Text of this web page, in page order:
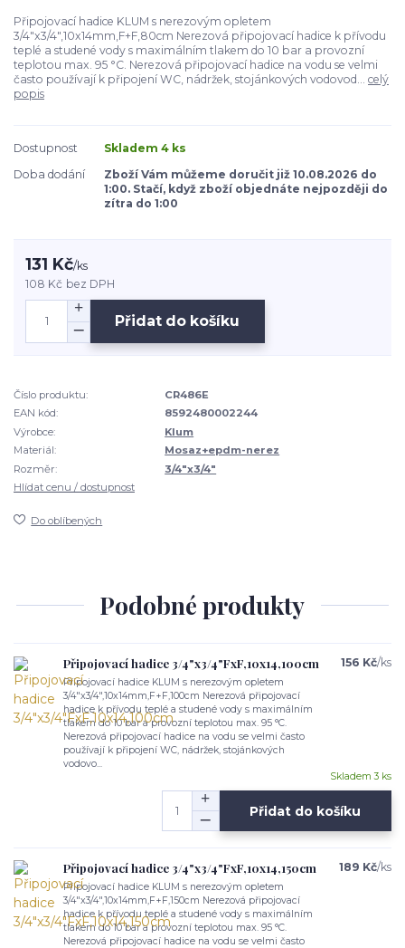
Připojovací hadice KLUM s nerezovým opletem
3/4"x3/4",10x14mm,F+F,80cm Nerezová připojovací hadice k přívodu
teplé a studené vody s maximálním tlakem do 10 bar a provozní
teplotou max. 95 °C. Nerezová připojovací hadice na vodu se velmi
často používají k připojení WC, nádržek, stojánkových vodovod... celý
popis
Dostupnost
Skladem 4 ks
Doba dodání
Zboží Vám můžeme doručit již 10.08.2026 do
1:00. Stačí, když zboží objednáte nejpozději do
zítra do 1:00
131 Kč/ks
108 Kč bez DPH
Přidat do košíku
Číslo produktu:
CR486E
EAN kód:
8592480002244
Výrobce:
Klum
Materiál:
Mosaz+epdm-nerez
Rozměr:
3/4"x3/4"
Hlídat cenu / dostupnost
Do oblíbených
Podobné produkty
Připojovací hadice 3/4"x3/4"FxF,10x14,100cm
Připojovací hadice KLUM s nerezovým opletem
3/4"x3/4",10x14mm,F+F,100cm Nerezová připojovací
hadice k přívodu teplé a studené vody s maximálním
tlakem do 10 bar a provozní teplotou max. 95 °C.
Nerezová připojovací hadice na vodu se velmi často
používají k připojení WC, nádržek, stojánkových
vodovo...
156 Kč/ks
Skladem 3 ks
Přidat do košíku
Připojovací hadice 3/4"x3/4"FxF,10x14,150cm
Připojovací hadice KLUM s nerezovým opletem
3/4"x3/4",10x14mm,F+F,150cm Nerezová připojovací
hadice k přívodu teplé a studené vody s maximálním
tlakem do 10 bar a provozní teplotou max. 95 °C.
Nerezová připojovací hadice na vodu se velmi často
189 Kč/ks